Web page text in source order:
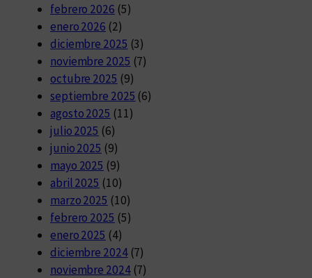
febrero 2026 (5)
enero 2026 (2)
diciembre 2025 (3)
noviembre 2025 (7)
octubre 2025 (9)
septiembre 2025 (6)
agosto 2025 (11)
julio 2025 (6)
junio 2025 (9)
mayo 2025 (9)
abril 2025 (10)
marzo 2025 (10)
febrero 2025 (5)
enero 2025 (4)
diciembre 2024(7)
noviembre 2024(7)